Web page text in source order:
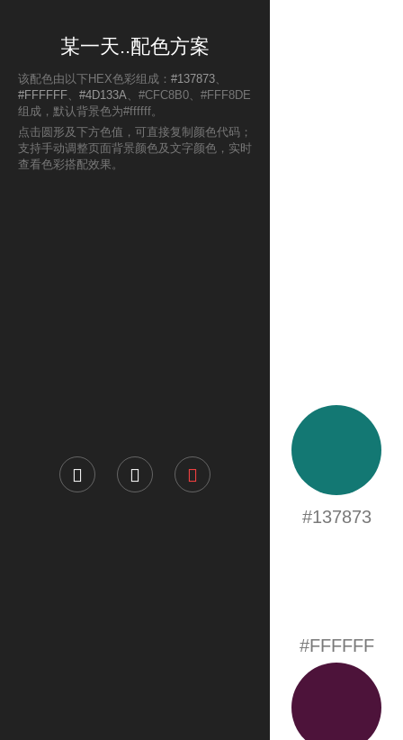
某一天..配色方案
该配色由以下HEX色彩组成： #137873、
#FFFFFF、 #4D133A、#CFC8B0、#FFF8DE
组成，默认背景色为#ffffff。
点击圆形及下方色值，可直接复制颜色代码；
支持手动调整页面背景颜色及文字颜色，实时
查看色彩搭配效果。
#137873
#FFFFFF